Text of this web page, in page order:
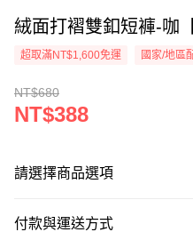
絨面打褶雙釦短褲-咖
超取滿NT$1,600免運 國家/地區
NT$680
NT$388
請選擇商品選項
付款與運送方式